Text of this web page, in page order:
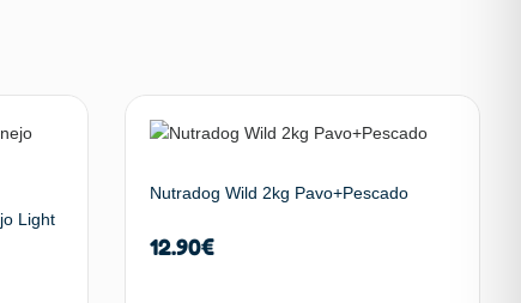
Light
Nutradog Wild 2kg Pavo+Pescado
12.90€